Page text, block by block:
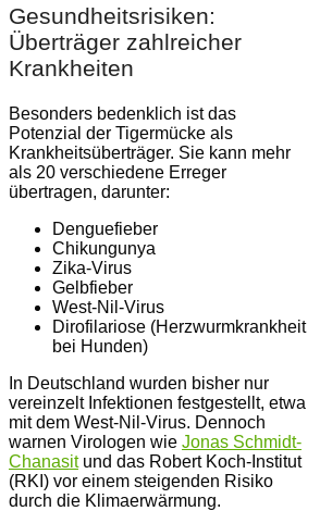
Gesundheitsrisiken:
Überträger zahlreicher
Krankheiten
Besonders bedenklich ist das
Potenzial der Tigermücke als
Krankheitsüberträger. Sie kann mehr
als 20 verschiedene Erreger
übertragen, darunter:
Denguefieber
Chikungunya
Zika-Virus
Gelbfieber
West-Nil-Virus
Dirofilariose (Herzwurmkrankheit
bei Hunden)
In Deutschland wurden bisher nur
vereinzelt Infektionen festgestellt, etwa
mit dem West-Nil-Virus. Dennoch
warnen Virologen wie Jonas Schmidt-
Chanasitund das Robert Koch-Institut
(RKI) vor einem steigenden Risiko
durch die Klimaerwärmung.